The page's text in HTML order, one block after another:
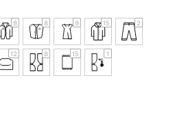
8 8 9 15 2
12 8 15 1